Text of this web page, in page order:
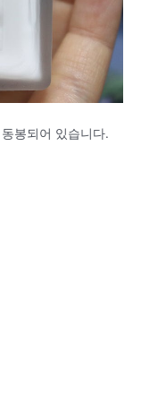
봉되어 있습니다.